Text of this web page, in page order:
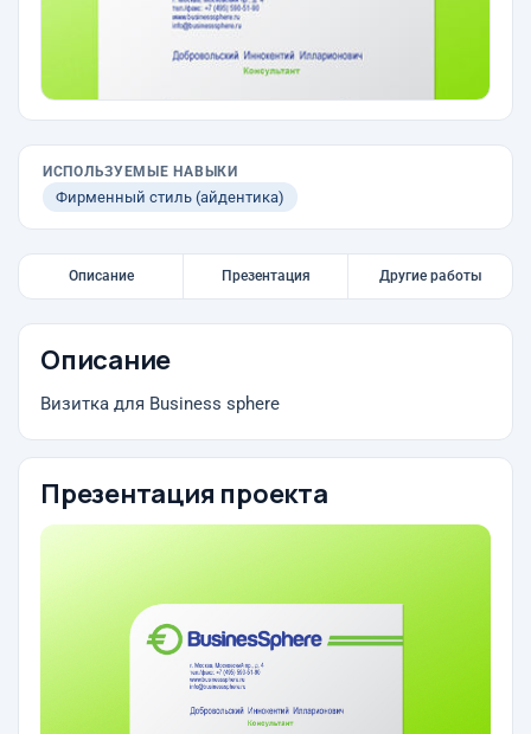
ИСПОЛЬЗУЕМЫЕ НАВЫКИ
Фирменный стиль (айдентика)
Описание Презентация Другие работы
Описание
Визитка для Business sphere
Презентация проекта